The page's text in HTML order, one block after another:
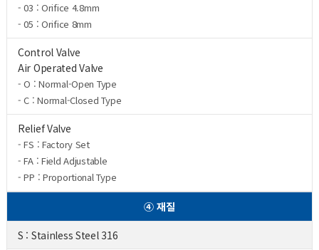
- 03 : Orifice 4.8mm
- 05 : Orifice 8mm
Control Valve
Air Operated Valve
- O : Normal-Open Type
- C : Normal-Closed Type
Relief Valve
- FS : Factory Set
- FA : Field Adjustable
- PP : Proportional Type
④ 재질
S : Stainless Steel 316